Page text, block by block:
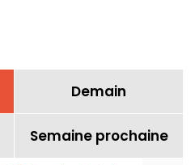
Demain
Semaine prochaine